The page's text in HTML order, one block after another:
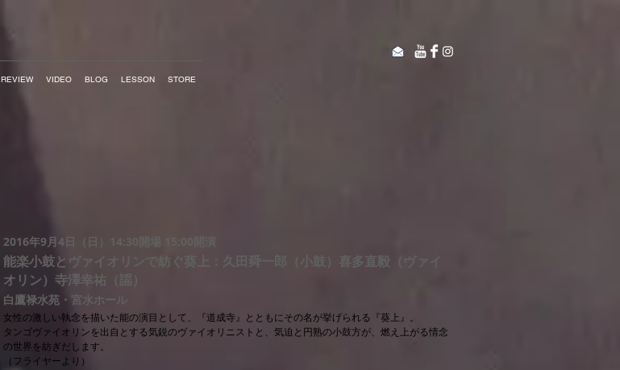
REVIEW VIDEO BLOG LESSON STORE
2016年9月4日（日）14:30開場 15:00開演
能楽小鼓とヴァイオリンで紡ぐ葵上：久田舜一郎（小鼓）喜多直毅（ヴァイ
オリン）寺澤幸祐（謡）
白鷹禄水苑・宮水ホール
女性の激しい執念を描いた能の演目として、『道成寺』とともにその名が挙げられる『葵上』。
タンゴヴァイオリンを出自とする気鋭のヴァイオリニストと、気迫と円熟の小鼓方が、燃え上がる情念
の世界を紡ぎだします。
（フライヤーより）